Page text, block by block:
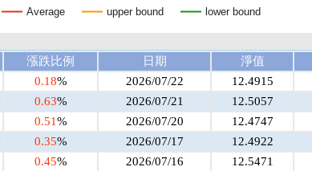
Average upper bound lower bound
漲跌比例 日期
淨值
0.18% 2026/07/22
12.4915
0.63% 2026/07/21
12.5057
0.51% 2026/07/20
12.4747
0.35% 2026/07/17
12.4922
0.45% 2026/07/16
12.5471